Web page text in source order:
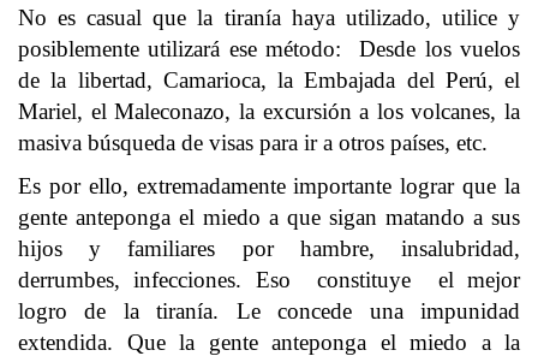
No es casual que la tiranía haya utilizado, utilice y
posiblemente utilizará ese método: Desde los vuelos
de la libertad, Camarioca, la Embajada del Perú, el
Mariel, el Maleconazo, la excursión a los volcanes, la
masiva búsqueda de visas para ir a otros países, etc.
Es por ello, extremadamente importante lograr que la
gente anteponga el miedo a que sigan matando a sus
hijos y familiares por hambre, insalubridad,
derrumbes, infecciones. Eso constituye el mejor
logro de la tiranía. Le concede una impunidad
extendida. Que la gente anteponga el miedo a la